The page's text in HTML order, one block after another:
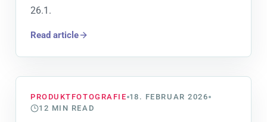
26.1.
Read article
PRODUKTFOTOGRAFIE 18. FEBRUAR 2026
12 MIN READ